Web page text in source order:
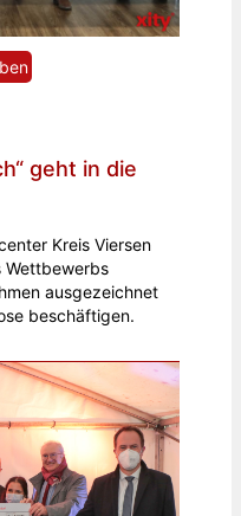
geht in die
Kreis Viersen
Wettbewerbs
ausgezeichnet
beschäftigen.